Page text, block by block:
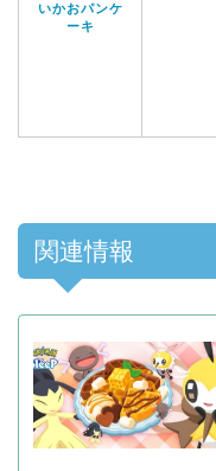
いかおパンケ
ーキ
関連情報